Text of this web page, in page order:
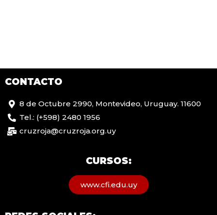
CONTACTO
8 de Octubre 2990, Montevideo, Uruguay. 11600
Tel.: (+598) 2480 1956
cruzroja@cruzroja.org.uy
CURSOS:
www.cfi.edu.uy